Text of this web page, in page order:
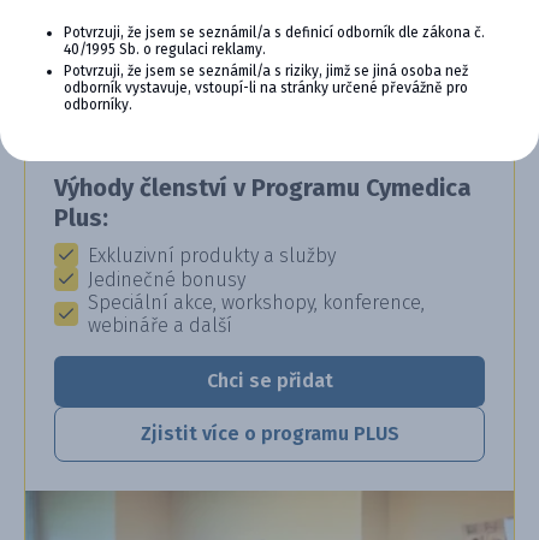
SE VYPLÁCÍ
Staňte se členem věrnostního programu
Cymedica Plus a získejte exkluzivní výhody pro
Výhody členství v Programu Cymedica
Plus:
Exkluzivní produkty a služby
Jedinečné bonusy
Speciální akce, workshopy, konference,
webináře a další
Chci se přidat
Zjistit více o programu PLUS
Potvrzuji, že jsem se seznámil/a s definicí odborník dle zákona č.
40/1995 Sb. o regulaci reklamy.
Potvrzuji, že jsem se seznámil/a s riziky, jimž se jiná osoba než
odborník vystavuje, vstoupí-li na stránky určené převážně pro
odborníky.